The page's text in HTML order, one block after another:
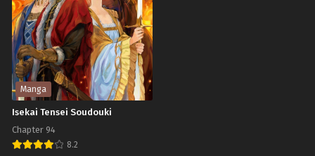
Chapter 204
มิถุนายน 30, 2023
Chapter 202
มิถุนายน 30, 2023
Chapter 200
มิถุนายน 30, 2023
Chapter 198
ออ
งก
อร์
ล่า
บันทึก
วีรบุรุษ
สุด
ขอบ
Manga
Isekai Tensei Soudouki
Chapter 94
8.2